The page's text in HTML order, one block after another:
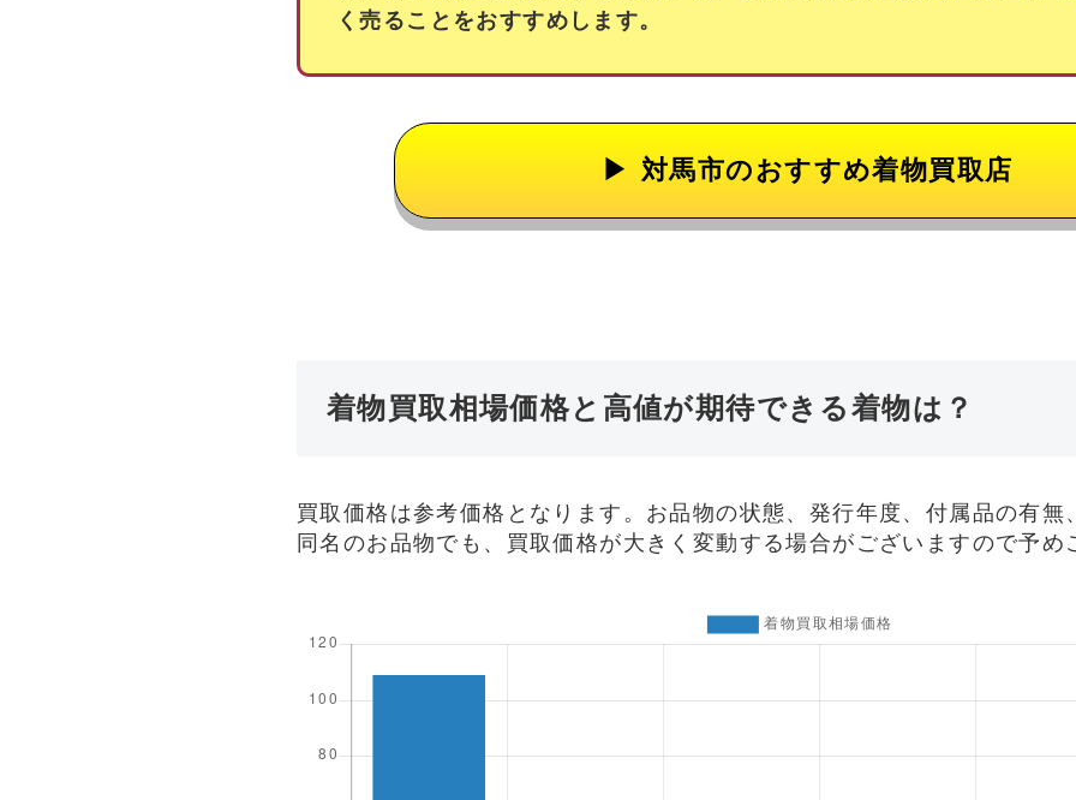
く売ることをおすすめします。
対馬市のおすすめ着物買取店
着物買取相場価格と高値が期待できる着物は？
買取価格は参考価格となります。お品物の状態、発行年度、付属品の有無
同名のお品物でも、買取価格が大きく変動する場合がございますので予め